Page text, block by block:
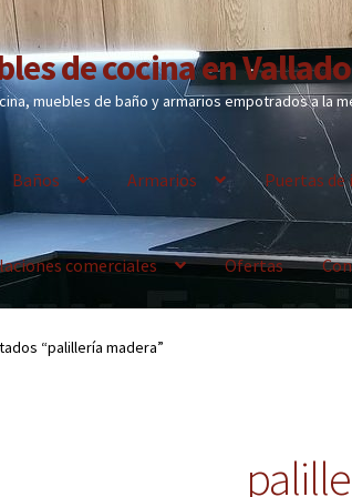
de cocina en
muebles de baño y armarios empotrados a la
Baños Armarios Puertas
comerciales Ofertas
“palillería madera”